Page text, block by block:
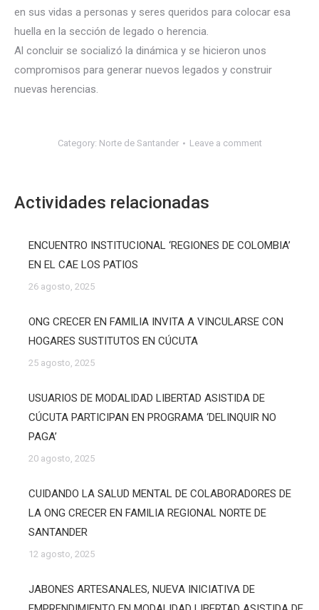
en sus vidas a personas y seres queridos para colocar esa
huella en la sección de legado o herencia.
Al concluir se socializó la dinámica y se hicieron unos
compromisos para generar nuevos legados y construir
nuevas herencias.
Category: Norte de Santander Leave a comment
Actividades relacionadas
ENCUENTRO INSTITUCIONAL ‘REGIONES DE COLOMBIA’
EN EL CAE LOS PATIOS
26 agosto, 2025
ONG CRECER EN FAMILIA INVITA A VINCULARSE CON
HOGARES SUSTITUTOS EN CÚCUTA
25 agosto, 2025
USUARIOS DE MODALIDAD LIBERTAD ASISTIDA DE
CÚCUTA PARTICIPAN EN PROGRAMA ‘DELINQUIR NO
PAGA’
20 agosto, 2025
CUIDANDO LA SALUD MENTAL DE COLABORADORES DE
LA ONG CRECER EN FAMILIA REGIONAL NORTE DE
SANTANDER
12 agosto, 2025
JABONES ARTESANALES, NUEVA INICIATIVA DE